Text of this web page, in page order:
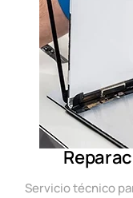
Servicio técnico